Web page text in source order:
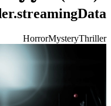
HorrorMysteryThriller